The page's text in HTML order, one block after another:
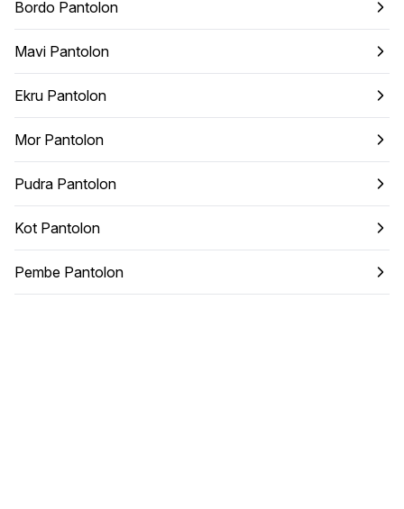
Bordo Pantolon
Mavi Pantolon
Ekru Pantolon
Mor Pantolon
Pudra Pantolon
Kot Pantolon
Pembe Pantolon